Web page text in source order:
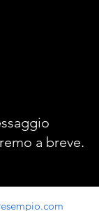
a breve.